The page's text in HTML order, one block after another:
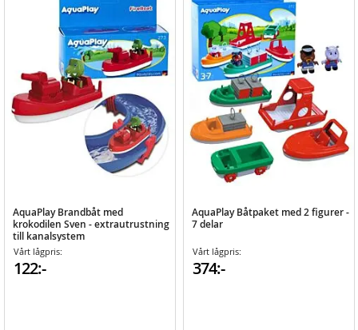
AquaPlay Brandbåt med
krokodilen Sven - extrautrustning
till kanalsystem
Vårt lågpris:
122:-
AquaPlay Båtpaket med 2 figurer -
7 delar
Vårt lågpris:
374:-